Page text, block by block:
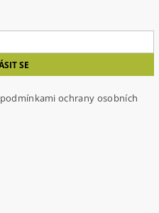
podmínkami ochrany osobních